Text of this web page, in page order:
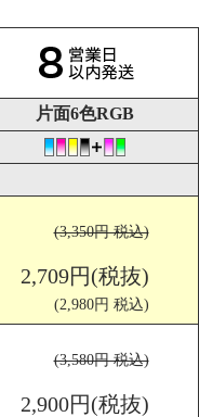
片面6色RGB
(3,350円 税込)
2,709円(税抜)
(2,980円 税込)
(3,580円 税込)
2,900円(税抜)